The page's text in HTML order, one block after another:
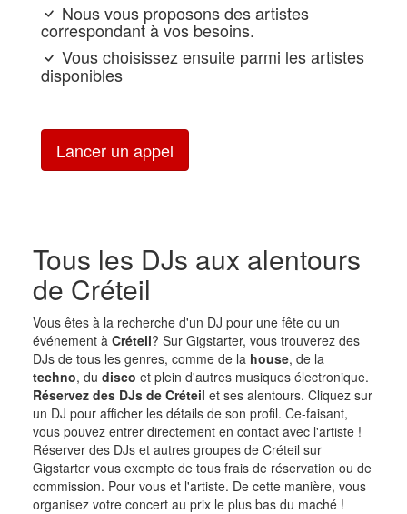
Nous vous proposons des artistes
correspondant à vos besoins.
Vous choisissez ensuite parmi les artistes
disponibles
Lancer un appel
Tous les DJs aux alentours
de Créteil
Vous êtes à la recherche d'un DJ pour une fête ou un
événement à Créteil? Sur Gigstarter, vous trouverez des
DJs de tous les genres, comme de la house, de la
techno, du disco et plein d'autres musiques électronique.
Réservez des DJs de Créteil et ses alentours. Cliquez sur
un DJ pour afficher les détails de son profil. Ce-faisant,
vous pouvez entrer directement en contact avec l'artiste !
Réserver des DJs et autres groupes de Créteil sur
Gigstarter vous exempte de tous frais de réservation ou de
commission. Pour vous et l'artiste. De cette manière, vous
organisez votre concert au prix le plus bas du maché !